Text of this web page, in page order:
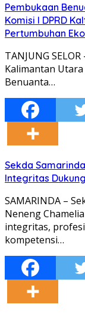
Pembukaan
Komisi I DPRD
Pertumbuhan
TANJUNG
Kalimantan
Benuanta…
Sekda
Integritas
SAMARINDA –
Neneng
integritas,
kompetensi…